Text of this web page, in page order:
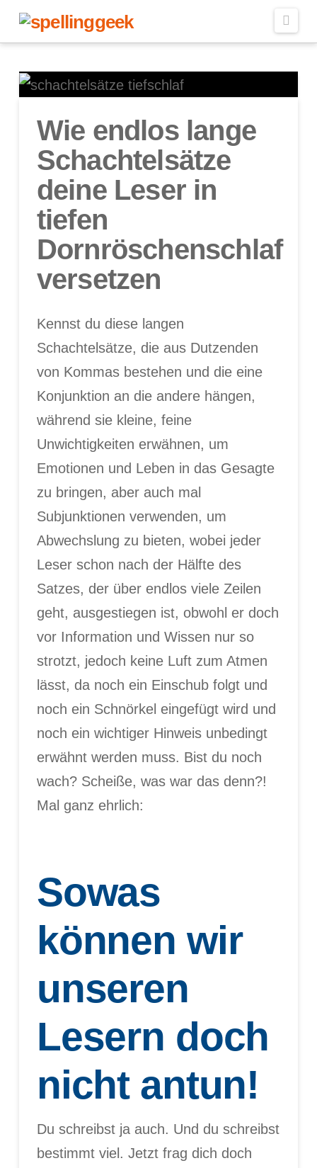
Wie endlos lange
Schachtelsätze
deine Leser in
tiefen
Dornröschenschlaf
versetzen
Kennst du diese langen
Schachtelsätze, die aus Dutzenden
von Kommas bestehen und die eine
Konjunktion an die andere hängen,
während sie kleine, feine
Unwichtigkeiten erwähnen, um
Emotionen und Leben in das Gesagte
zu bringen, aber auch mal
Subjunktionen verwenden, um
Abwechslung zu bieten, wobei jeder
Leser schon nach der Hälfte des
Satzes, der über endlos viele Zeilen
geht, ausgestiegen ist, obwohl er doch
vor Information und Wissen nur so
strotzt, jedoch keine Luft zum Atmen
lässt, da noch ein Einschub folgt und
noch ein Schnörkel eingefügt wird und
noch ein wichtiger Hinweis unbedingt
erwähnt werden muss. Bist du noch
wach? Scheiße, was war das denn?!
Mal ganz ehrlich:
Sowas
können wir
unseren
Lesern doch
nicht antun!
Du schreibst ja auch. Und du schreibst
bestimmt viel. Jetzt frag dich doch